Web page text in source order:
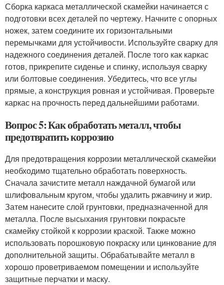
Сборка каркаса металлической скамейки начинается с
подготовки всех деталей по чертежу. Начните с опорных
ножек, затем соедините их горизонтальными
перемычками для устойчивости. Используйте сварку для
надежного соединения деталей. После того как каркас
готов, прикрепите сиденье и спинку, используя сварку
или болтовые соединения. Убедитесь, что все углы
прямые, а конструкция ровная и устойчивая. Проверьте
каркас на прочность перед дальнейшими работами.
Вопрос 5: Как обработать металл, чтобы
предотвратить коррозию
Для предотвращения коррозии металлической скамейки
необходимо тщательно обработать поверхность.
Сначала зачистите металл наждачной бумагой или
шлифовальным кругом, чтобы удалить ржавчину и жир.
Затем нанесите слой грунтовки, предназначенной для
металла. После высыхания грунтовки покрасьте
скамейку стойкой к коррозии краской. Также можно
использовать порошковую покраску или цинкование для
дополнительной защиты. Обрабатывайте металл в
хорошо проветриваемом помещении и используйте
защитные перчатки и маску.